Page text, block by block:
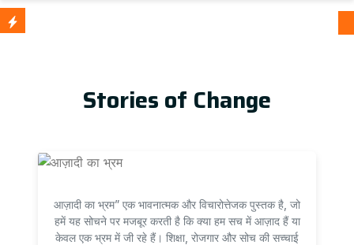
Stories of Change
आज़ादी का भ्रम” एक भावनात्मक और विचारोत्तेजक पुस्तक है, जो
हमें यह सोचने पर मजबूर करती है कि क्या हम सच में आज़ाद हैं या
केवल एक भ्रम में जी रहे हैं। शिक्षा, रोजगार और सोच की सच्चाई